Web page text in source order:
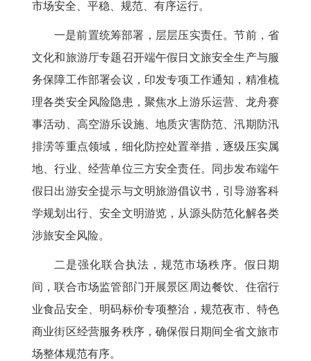
市场安全、平稳、规范、有序运行。
一是前置统筹部署，层层压实责任。节前，省
文化和旅游厅专题召开端午假日文旅安全生产与服
务保障工作部署会议，印发专项工作通知，精准梳
理各类安全风险隐患，聚焦水上游乐运营、龙舟赛
事活动、高空游乐设施、地质灾害防范、汛期防汛
排涝等重点领域，细化防控处置举措，逐级压实属
地、行业、经营单位三方安全责任。同步发布端午
假日出游安全提示与文明旅游倡议书，引导游客科
学规划出行、安全文明游览，从源头防范化解各类
涉旅安全风险。
二是强化联合执法，规范市场秩序。假日期
间，联合市场监管部门开展景区周边餐饮、住宿行
业食品安全、明码标价专项整治，规范夜市、特色
商业街区经营服务秩序，确保假日期间全省文旅市
场整体规范有序。